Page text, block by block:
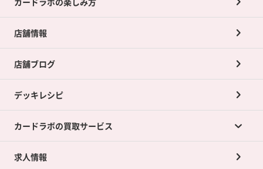
店舗情報
店舗ブログ
デッキレシピ
カードラボの買取サービス
カードラボの買取サービスTOP
求人情報